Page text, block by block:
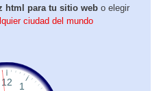
html para tu sitio web o elegir
ciudad del mundo